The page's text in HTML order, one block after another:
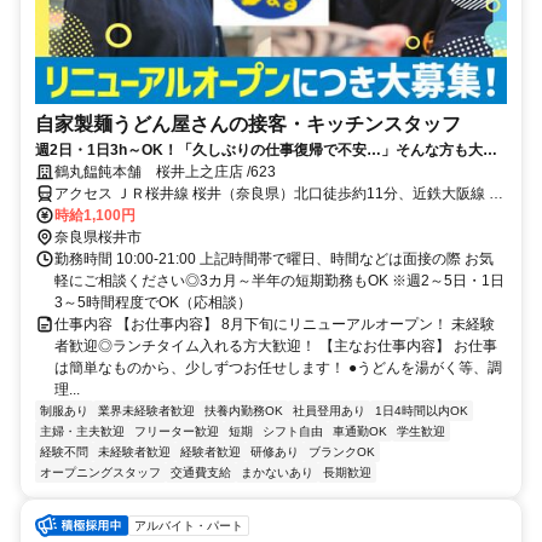
自家製麺うどん屋さんの接客・キッチンスタッフ
週2日・1日3h～OK！「久しぶりの仕事復帰で不安…」そんな方も大歓
迎！フォロー体制ばっちりでブランクある主婦さんも活躍中◎3カ月～
半年の短期勤務もOK
鶴丸饂飩本舗 桜井上之庄店 /623
アクセス ＪＲ桜井線 桜井（奈良県）北口徒歩約11分、近鉄大阪線 桜
井（奈良県）北口徒歩約11分、近鉄大阪線 大福徒歩約18分
時給1,100円
奈良県桜井市
勤務時間 10:00-21:00 上記時間帯で曜日、時間などは面接の際 お気
軽にご相談ください◎3カ月～半年の短期勤務もOK ※週2～5日・1日
3～5時間程度でOK（応相談）
仕事内容 【お仕事内容】 8月下旬にリニューアルオープン！ 未経験
者歓迎◎ランチタイム入れる方大歓迎！ 【主なお仕事内容】 お仕事
は簡単なものから、少しずつお任せします！ ●うどんを湯がく等、調
理...
制服あり 業界未経験者歓迎 扶養内勤務OK 社員登用あり
1日4時間以内OK
主婦・主夫歓迎
フリーター歓迎 短期 シフト自由 車通勤OK
学生歓迎
経験不問
未経験者歓迎 経験者歓迎 研修あり
ブランクOK
オープニングスタッフ
交通費支給 まかないあり 長期歓迎
アルバイト・パート